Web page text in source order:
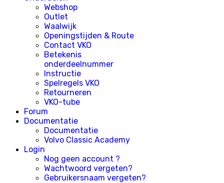
Webshop
Outlet
Waalwijk
Openingstijden & Route
Contact VKO
Betekenis
onderdeelnummer
Instructie
Spelregels VKO
Retourneren
VKO-tube
Forum
Documentatie
Documentatie
Volvo Classic Academy
Login
Nog geen account ?
Wachtwoord vergeten?
Gebruikersnaam vergeten?